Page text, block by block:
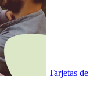
Tarjetas de